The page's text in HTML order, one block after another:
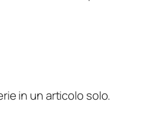
in un articolo solo.